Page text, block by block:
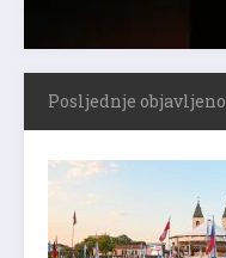
Posljednje objavljeno